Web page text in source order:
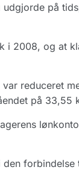
udgjorde på
i 2008, og at
reduceret
på 33,55